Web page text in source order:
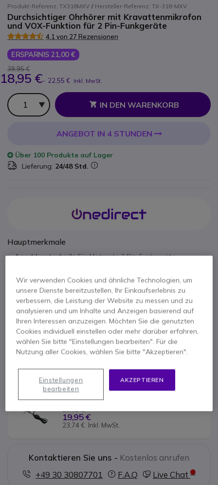
Produkt-Referenz: TX318MXV // Hersteller-Referenz: TX-318-MXV
Durchsichtiger Ohrhörer mit Kravattenmikrofon
und VOX-Funktion für 2 Pin-Funkgeräte
4.1 von 27 Rezensionen
ERSPARNIS 21,00 €
39,95 €
18,95 €- 22,55 € Inkl. MwSt.
Anzahl
IN DEN WARENKORB
ANGEBOT IN 4 STUNDEN
Über 100 Produkte auf Lager
Lieferung: 24/48 Std.
Hauptmerkmale
Anschlusstechnik:Für Motorola 2 Pin-Funkgeräte
PTT: Push-To-Talk Taste
VOX:Sprachaktivierung
Einsatzbereich: Personenschutz
Exklusives Onedirect Zubehör für:XTN- und DTR- Reihe,
CLS446 und XT420/460/660d sowie die CLR-Serie
Mehr anzeigen
Im Paket
1x Bodyguard Kit für Motorola Funkgeräte
Bodyguard-Kit für Motorola TalkAbout und 1 Pin
Funkgeräte
29,95 €
19,95 €
23,74 € Inkl. MwSt.
Kontaktieren Sie uns - Kostenlos anrufen
+49 30 30807701
F.A.Q Live Chat
Wir verwenden Cookies und ähnliche Technologien, um
unsere Dienste bereitzustellen, Ihr Einkaufserlebnis zu
verbessern, die Leistung der Website zu messen und zu
analysieren und um Inhalte und Anzeigen basierend auf
Ihren Interessen anzuzeigen. Möchten Sie die genutzten
Cookies individuell einstellen oder mehr darüber erfahren,
wählen Sie bitte "Einstellungen bearbeiten". Für die
Nutzung aller Cookies, wählen Sie bitte "Akzeptieren".
AKZEPTIEREN
Einstellungen
bearbeiten